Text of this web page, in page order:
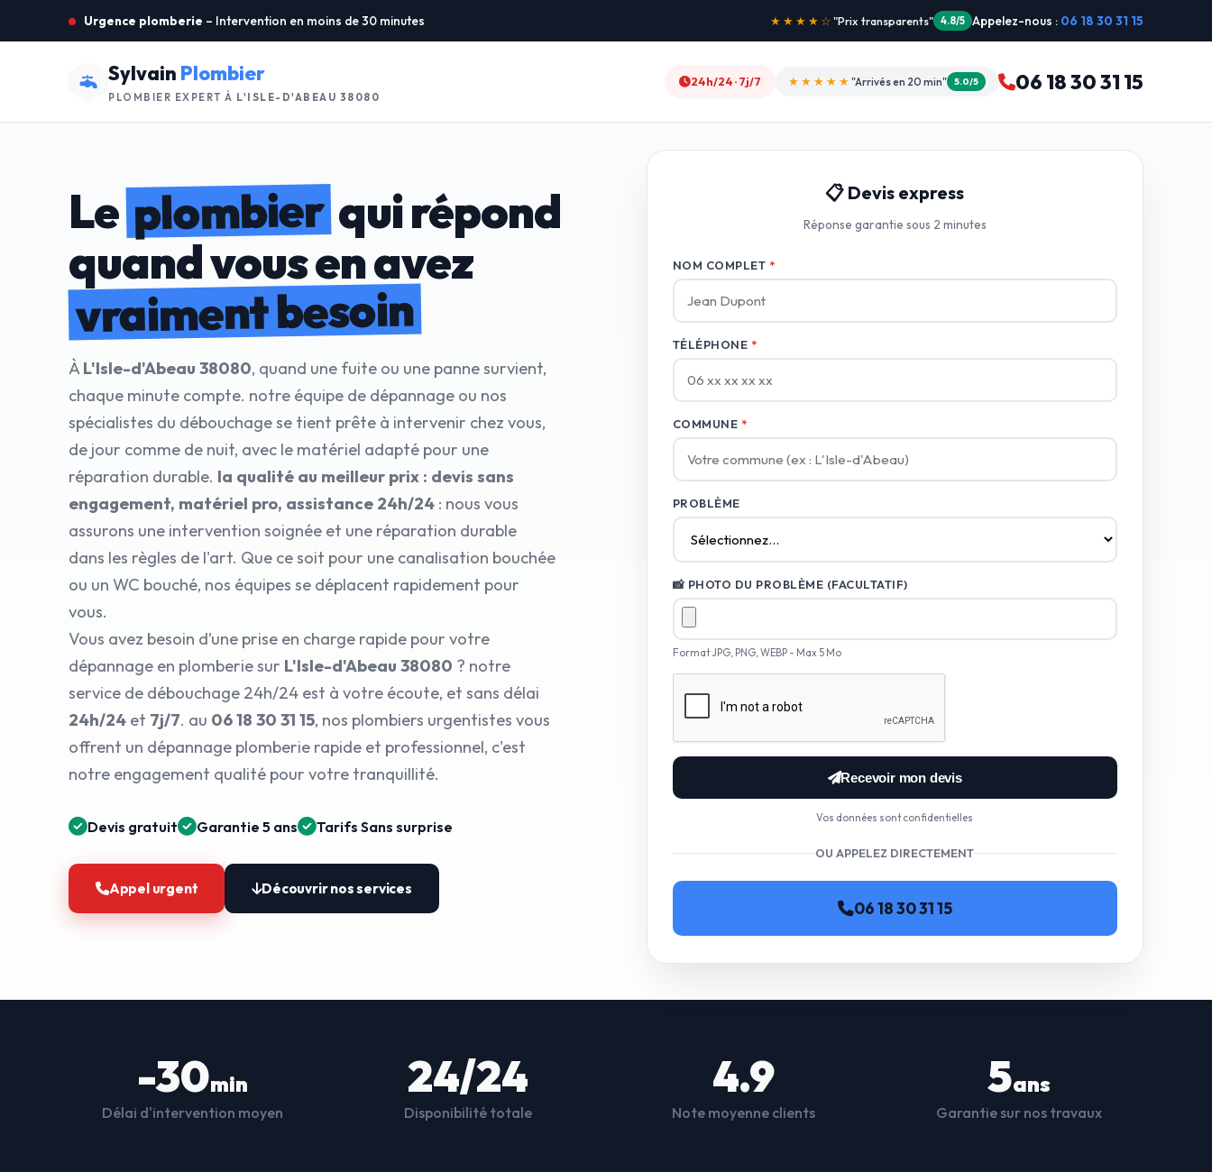
Urgence plomberie – Intervention en moins de 30 minutes ★★★★★ "Intervention dimanche" 5.0/5 Appelez-nous : 06 18 30 31 15
Sylvain Plombier
PLOMBIER EXPERT À L'ISLE-D'ABEAU 38080
24h/24 · 7j/7 ★★★★★ "Arrivés en 20 min" 5.0/5 06 18 30 31 15
Leplombierqui répond
quand vous en avez
vraiment besoin
ÀL'Isle-d'Abeau 38080, quand une fuite ou une panne survient,
chaque minute compte. notre équipe de dépannage ou nos
spécialistes du débouchage se tient prête à intervenir chez vous,
de jour comme de nuit, avec le matériel adapté pour une
réparation durable. la qualité au meilleur prix : devis sans
engagement, matériel pro, assistance 24h/24 : nous vous
assurons une intervention soignée et une réparation durable
dans les règles de l'art. Que ce soit pour une canalisation bouchée
ou un WC bouché, nos équipes se déplacent rapidement pour
vous.
Vous avez besoin d’une prise en charge rapide pour votre
dépannage en plomberie sur L'Isle-d'Abeau 38080 ? notre
service de débouchage 24h/24 est à votre écoute, et sans délai
24h/24 et 7j/7. au 06 18 30 31 15, nos plombiers urgentistes vous
offrent un dépannage plomberie rapide et professionnel, c'est
notre engagement qualité pour votre tranquillité.
Devis gratuit Garantie 5 ans Tarifs Sans surprise
Appel urgent Découvrir nos services
📋 Devis express
Réponse garantie sous 2 minutes
NOM COMPLET *
TÉLÉPHONE *
COMMUNE *
PROBLÈME
📸 PHOTO DU PROBLÈME (FACULTATIF)
Format JPG, PNG, WEBP - Max 5 Mo
Recevoir mon devis
Vos données sont confidentielles
OU APPELEZ DIRECTEMENT
06 18 30 31 15
-30min
Délai d'intervention moyen
24/24
Disponibilité totale
4.9
Note moyenne clients
5ans
Garantie sur nos travaux